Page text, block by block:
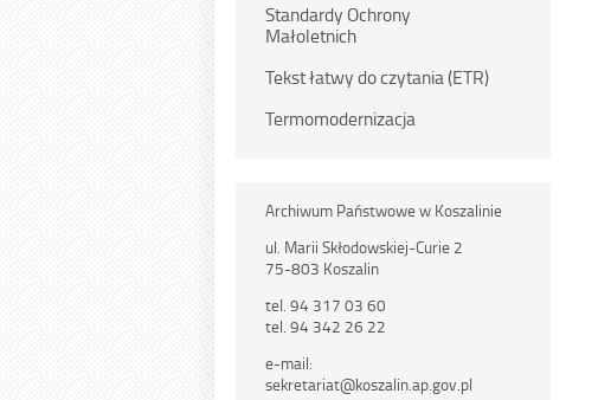
Standardy Ochrony
Małoletnich
Tekst łatwy do czytania (ETR)
Termomodernizacja
Archiwum Państwowe w Koszalinie
ul. Marii Skłodowskiej-Curie 2
75-803 Koszalin
tel. 94 317 03 60
tel. 94 342 26 22
e-mail:
sekretariat@koszalin.ap.gov.pl